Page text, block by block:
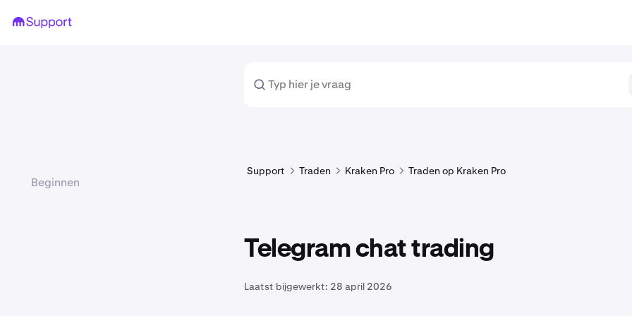
Support Traden Kraken Pro Traden op Kraken Pro
Telegram chat trading
Laatst bijgewerkt: 28 april 2026
Beginnen